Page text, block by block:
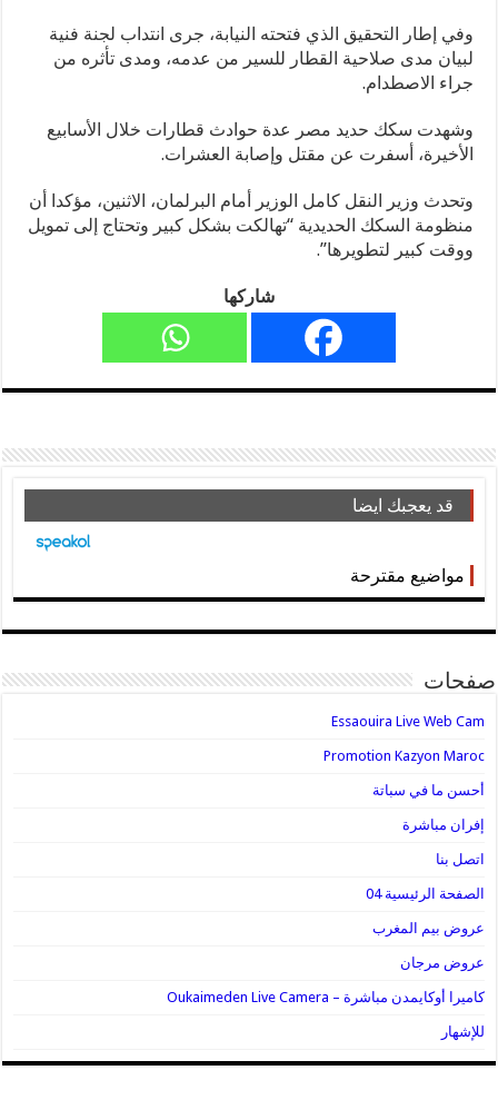
وفي إطار التحقيق الذي فتحته النيابة، جرى انتداب لجنة فنية
لبيان مدى صلاحية القطار للسير من عدمه، ومدى تأثره من
جراء الاصطدام.
وشهدت سكك حديد مصر عدة حوادث قطارات خلال الأسابيع
الأخيرة، أسفرت عن مقتل وإصابة العشرات.
وتحدث وزير النقل كامل الوزير أمام البرلمان، الاثنين، مؤكدا أن
منظومة السكك الحديدية “تهالكت بشكل كبير وتحتاج إلى تمويل
ووقت كبير لتطويرها”.
شاركها
قد يعجبك ايضا
مواضيع مقترحة
صفحات
Essaouira Live Web Cam
Promotion Kazyon Maroc
أحسن ما في سباتة
إفران مباشرة
اتصل بنا
الصفحة الرئيسية 04
عروض بيم المغرب
عروض مرجان
كاميرا أوكايمدن مباشرة – Oukaimeden Live Camera
للإشهار